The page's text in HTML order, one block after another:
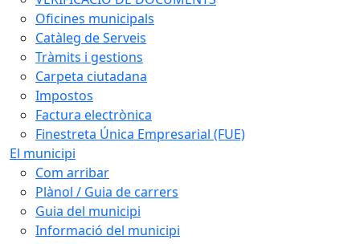
Oficines municipals
Catàleg de Serveis
Tràmits i gestions
Carpeta ciutadana
Impostos
Factura electrònica
Finestreta Única Empresarial (FUE)
El municipi
Com arribar
Plànol / Guia de carrers
Guia del municipi
Informació del municipi